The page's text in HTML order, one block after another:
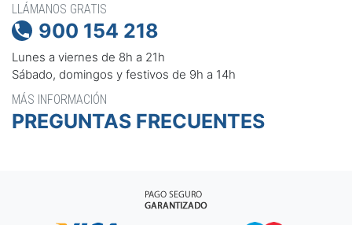
LLÁMANOS GRATIS
 900 154 218
Lunes a viernes de 8h a 21h
Sábado, domingos y festivos de 9h a 14h
MÁS INFORMACIÓN
PREGUNTAS FRECUENTES